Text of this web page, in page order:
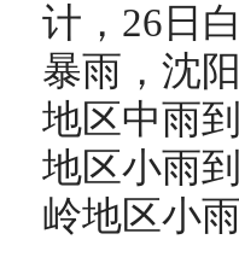
计，26日
暴雨，沈
地区中雨
地区小雨
岭地区小